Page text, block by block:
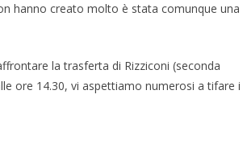
hanno creato molto è stata comunque una
la trasferta di Rizziconi (seconda
ore 14.30, vi aspettiamo numerosi a tifare i